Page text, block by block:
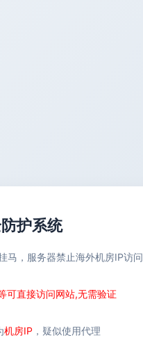
护系统
马，服务器禁止海外机房IP访问
可直接访问网站,无需验证
机房IP ，疑似使用代理